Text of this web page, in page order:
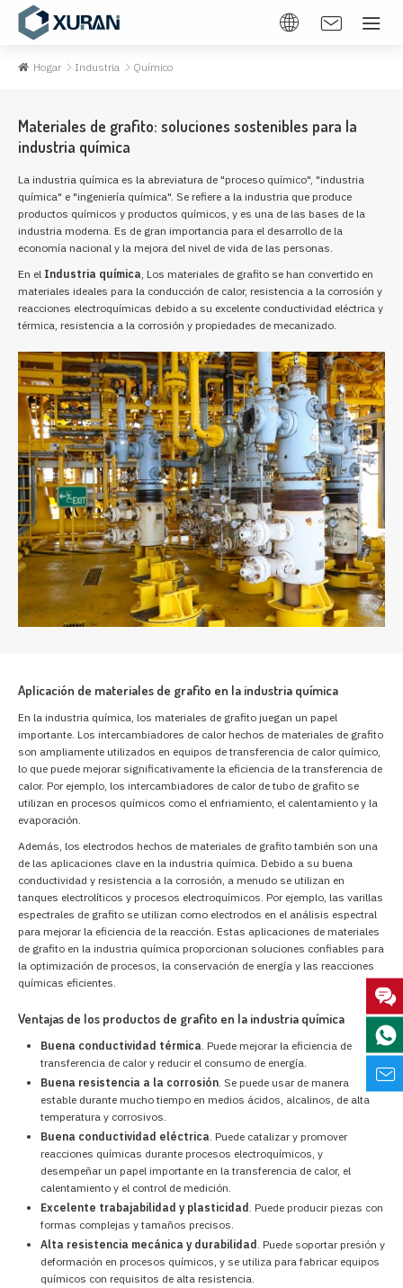
Hogar Industria Químico
Materiales de grafito: soluciones sostenibles para la
industria química
La industria química es la abreviatura de "proceso químico", "industria
química" e "ingeniería química". Se refiere a la industria que produce
productos químicos y productos químicos, y es una de las bases de la
industria moderna. Es de gran importancia para el desarrollo de la
economía nacional y la mejora del nivel de vida de las personas.
En el Industria química, Los materiales de grafito se han convertido en
materiales ideales para la conducción de calor, resistencia a la corrosión y
reacciones electroquímicas debido a su excelente conductividad eléctrica y
térmica, resistencia a la corrosión y propiedades de mecanizado.
Aplicación de materiales de grafito en la industria química
En la industria química, los materiales de grafito juegan un papel
importante. Los intercambiadores de calor hechos de materiales de grafito
son ampliamente utilizados en equipos de transferencia de calor químico,
lo que puede mejorar significativamente la eficiencia de la transferencia de
calor. Por ejemplo, los intercambiadores de calor de tubo de grafito se
utilizan en procesos químicos como el enfriamiento, el calentamiento y la
evaporación.
Además, los electrodos hechos de materiales de grafito también son una
de las aplicaciones clave en la industria química. Debido a su buena
conductividad y resistencia a la corrosión, a menudo se utilizan en
tanques electrolíticos y procesos electroquímicos. Por ejemplo, las varillas
espectrales de grafito se utilizan como electrodos en el análisis espectral
para mejorar la eficiencia de la reacción. Estas aplicaciones de materiales
de grafito en la industria química proporcionan soluciones confiables para
la optimización de procesos, la conservación de energía y las reacciones
químicas eficientes.
Ventajas de los productos de grafito en la industria química
Buena conductividad térmica. Puede mejorar la eficiencia de
transferencia de calor y reducir el consumo de energía.
Buena resistencia a la corrosión. Se puede usar de manera
estable durante mucho tiempo en medios ácidos, alcalinos, de alta
temperatura y corrosivos.
Buena conductividad eléctrica. Puede catalizar y promover
reacciones químicas durante procesos electroquímicos, y
desempeñar un papel importante en la transferencia de calor, el
calentamiento y el control de medición.
Excelente trabajabilidad y plasticidad . Puede producir piezas con
formas complejas y tamaños precisos.
Alta resistencia mecánica y durabilidad . Puede soportar presión y
deformación en procesos químicos, y se utiliza para fabricar equipos
químicos con requisitos de alta resistencia.